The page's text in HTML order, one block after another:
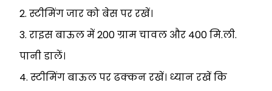
2. स्टीमिंग जार को बेस पर रखें।
3. राइस बाऊल में 200 ग्राम चावल और 400 मि.ली.
पानी डालें।
4. स्टीमिंग बाऊल पर ढक्कन रखें। ध्यान रखें कि